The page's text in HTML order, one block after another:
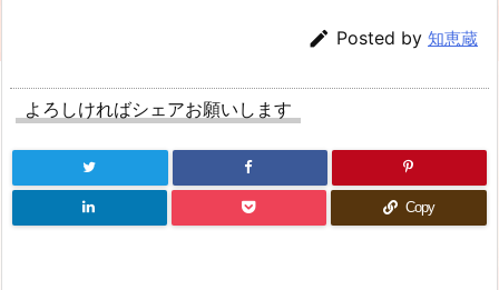
 Posted by 知恵蔵
よろしければシェアお願いします
Copy